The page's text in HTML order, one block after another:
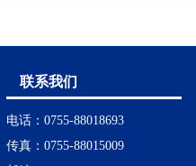
联系我们
电话：0755-88018693
传真：0755-88015009